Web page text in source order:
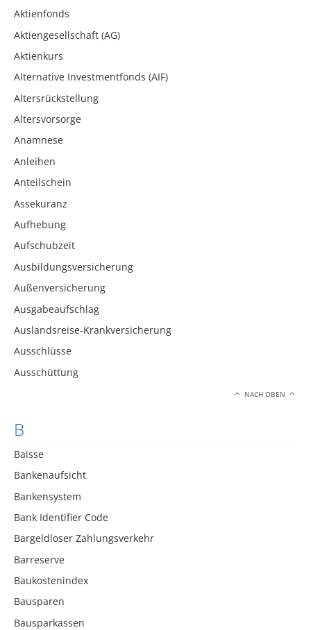
Aktienfonds
Aktiengesellschaft (AG)
Aktienkurs
Alternative Investmentfonds (AIF)
Altersrückstellung
Altersvorsorge
Anamnese
Anleihen
Anteilschein
Assekuranz
Aufhebung
Aufschubzeit
Ausbildungsversicherung
Außenversicherung
Ausgabeaufschlag
Auslandsreise-Krankversicherung
Ausschlüsse
Ausschüttung
NACH OBEN
B
Baisse
Bankenaufsicht
Bankensystem
Bank Identifier Code
Bargeldloser Zahlungsverkehr
Barreserve
Baukostenindex
Bausparen
Bausparkassen